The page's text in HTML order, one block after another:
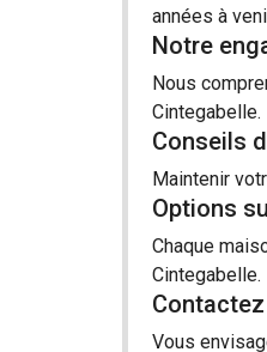
années à
Notre
Nous
Cintegabelle.
Conseils
Maintenir
Options
Chaque
Cintegabelle.
Vous